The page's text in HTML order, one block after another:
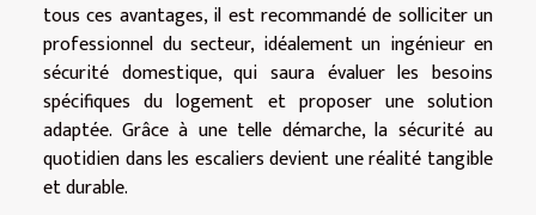
tous ces avantages, il est recommandé de solliciter un
professionnel du secteur, idéalement un ingénieur en
sécurité domestique, qui saura évaluer les besoins
spécifiques du logement et proposer une solution
adaptée. Grâce à une telle démarche, la sécurité au
quotidien dans les escaliers devient une réalité tangible
et durable.